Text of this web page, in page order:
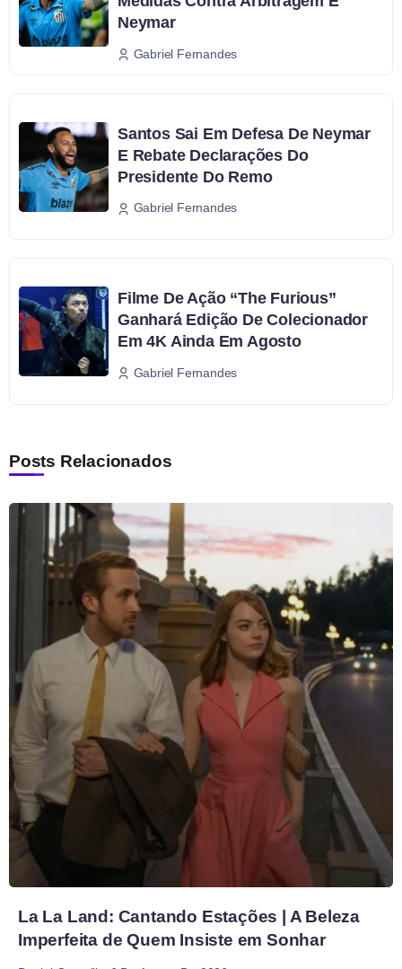
Neymar
Gabriel Fernandes
Santos Sai Em Defesa De Neymar
E Rebate Declarações Do
Presidente Do Remo
Gabriel Fernandes
Filme De Ação “The Furious”
Ganhará Edição De Colecionador
Em 4K Ainda Em Agosto
Gabriel Fernandes
Posts Relacionados
La La Land: Cantando Estações | A Beleza
Imperfeita de Quem Insiste em Sonhar